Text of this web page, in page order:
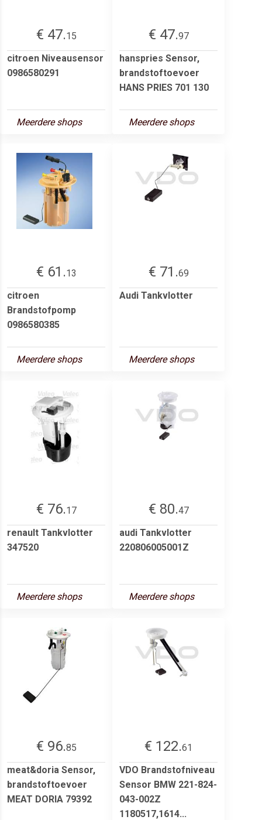
€ 47.15
citroen Niveausensor
0986580291
Meerdere shops
€ 47.97
hanspries Sensor,
brandstoftoevoer
HANS PRIES 701 130
Meerdere shops
€ 61.13
citroen
Brandstofpomp
0986580385
Meerdere shops
€ 71.69
Audi Tankvlotter
Meerdere shops
€ 76.17
renault Tankvlotter
347520
Meerdere shops
€ 80.47
audi Tankvlotter
220806005001Z
Meerdere shops
€ 96.85
meat&doria Sensor,
brandstoftoevoer
MEAT DORIA 79392
€ 122.61
VDO Brandstofniveau
Sensor BMW 221-824-
043-002Z
1180517,1614...